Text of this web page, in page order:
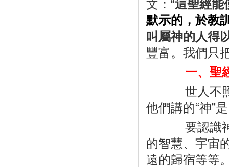
文： “這聖經能
默示的，於教
叫屬神的人得
豐富。我們只
一、聖經
世人不照
他們講的“神”
要認識神
的智慧、宇宙
遠的歸宿等等